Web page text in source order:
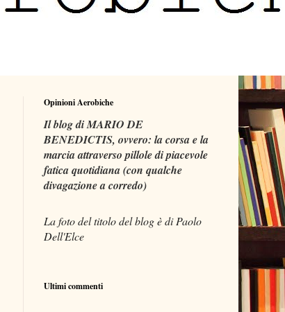
Opinioni Aerobiche
Il blog di MARIO DE
BENEDICTIS, ovvero: la corsa e la
marcia attraverso pillole di piacevole
fatica quotidiana (con qualche
divagazione a corredo)
La foto del titolo del blog è di Paolo
Dell'Elce
Ultimi commenti